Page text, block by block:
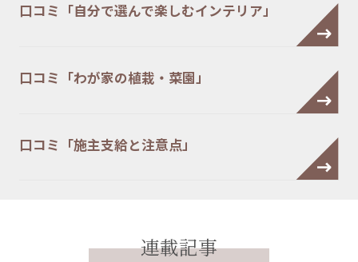
口コミ「自分で選んで楽しむインテリア」
口コミ「わが家の植栽・菜園」
口コミ「施主支給と注意点」
連載記事